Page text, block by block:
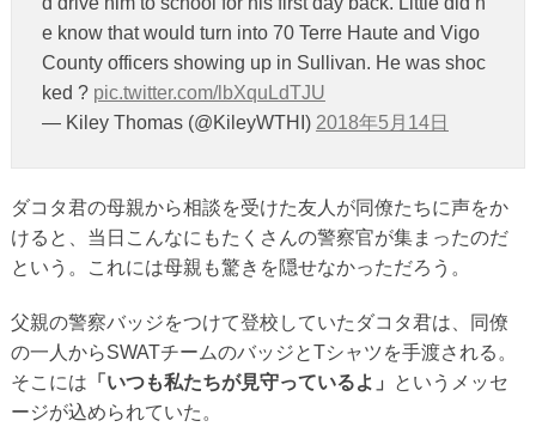
e know that would turn into 70 Terre Haute and Vigo
County officers showing up in Sullivan. He was shoc
ked ? pic.twitter.com/lbXquLdTJU
— Kiley Thomas (@KileyWTHI) 2018年5月14日
ダコタ君の母親から相談を受けた友人が同僚たちに声をか
けると、当日こんなにもたくさんの警察官が集まったのだ
という。これには母親も驚きを隠せなかっただろう。
父親の警察バッジをつけて登校していたダコタ君は、同僚
の一人からSWATチームのバッジとTシャツを手渡される。
そこには 「いつも私たちが見守っているよ」
というメッセ
ージが込められていた。